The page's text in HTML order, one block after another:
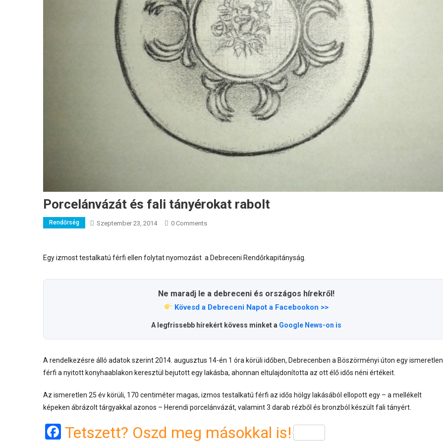
Porcelánvázát és fali tányérokat rabolt
Rendőrség Szeptember 23, 2014 0 Comments
Egy izmost testalkatú férfi ellen folytat nyomozást a Debreceni Rendőrkapitányság.
Ne maradj le a debreceni és országos hírekről!
Kövesd a Debreceni Napot a Facebookon >>
A legfrissebb hírekért kövess minket a Google News-on is
A rendelkezésre álló adatok szerint 2014. augusztus 14-én 1 óra körüli időben, Debrecenben a Böszörményi úton egy ismeretlen
férfi a nyitott konyhaablakon keresztül bejutott egy lakásba, ahonnan eltulajdonította az ott élő idős néni értékeit.
Az ismeretlen 25 év körüli, 170 centiméter magas, izmos testalkatú férfi az idős hölgy lakásából ellopott egy – a mellékelt
képeken ábrázolt tárgyakkal azonos – Herendi porcelánvázát, valamint 3 darab rézből és bronzból készült fali tányért.
Facebook
Tetszett? Oszd meg másokkal is!